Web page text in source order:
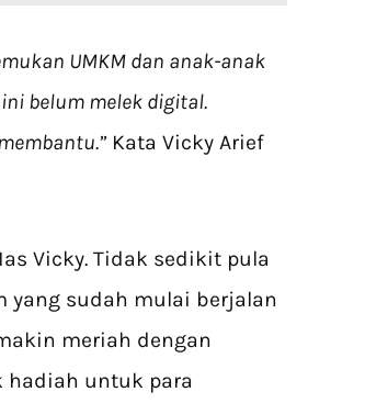
UMKM dan anak-anak
belum melek digital.
Kata Vicky Arief
Vicky. Tidak sedikit pula
yang sudah mulai berjalan
meriah dengan
hadiah untuk para